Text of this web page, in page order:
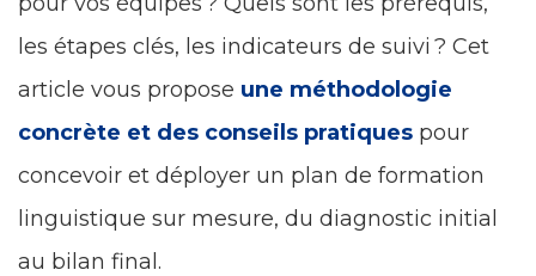
les étapes clés, les indicateurs de suivi ? Cet
article vous propose une méthodologie
concrète et des conseils pratiques pour
concevoir et déployer un plan de formation
linguistique sur mesure, du diagnostic initial
au bilan final.